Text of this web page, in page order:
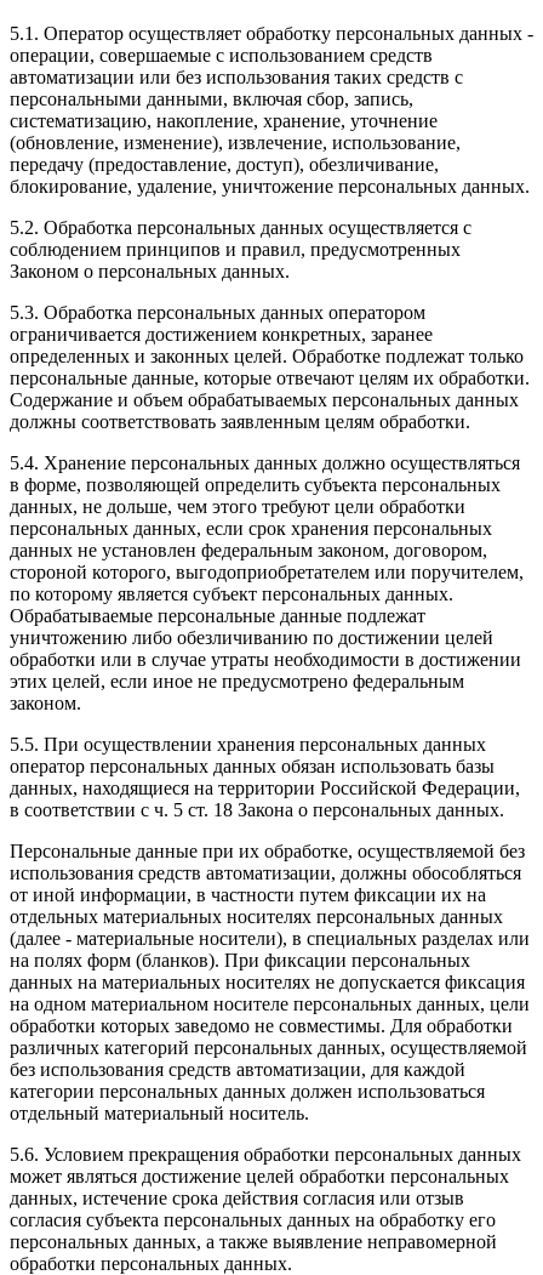
5.1. Оператор осуществляет обработку персональных данных -
операции, совершаемые с использованием средств
автоматизации или без использования таких средств с
персональными данными, включая сбор, запись,
систематизацию, накопление, хранение, уточнение
(обновление, изменение), извлечение, использование,
передачу (предоставление, доступ), обезличивание,
блокирование, удаление, уничтожение персональных данных.
5.2. Обработка персональных данных осуществляется с
соблюдением принципов и правил, предусмотренных
Законом о персональных данных.
5.3. Обработка персональных данных оператором
ограничивается достижением конкретных, заранее
определенных и законных целей. Обработке подлежат только
персональные данные, которые отвечают целям их обработки.
Содержание и объем обрабатываемых персональных данных
должны соответствовать заявленным целям обработки.
5.4. Хранение персональных данных должно осуществляться
в форме, позволяющей определить субъекта персональных
данных, не дольше, чем этого требуют цели обработки
персональных данных, если срок хранения персональных
данных не установлен федеральным законом, договором,
стороной которого, выгодоприобретателем или поручителем,
по которому является субъект персональных данных.
Обрабатываемые персональные данные подлежат
уничтожению либо обезличиванию по достижении целей
обработки или в случае утраты необходимости в достижении
этих целей, если иное не предусмотрено федеральным
законом.
5.5. При осуществлении хранения персональных данных
оператор персональных данных обязан использовать базы
данных, находящиеся на территории Российской Федерации,
в соответствии с ч. 5 ст. 18 Закона о персональных данных.
Персональные данные при их обработке, осуществляемой без
использования средств автоматизации, должны обособляться
от иной информации, в частности путем фиксации их на
отдельных материальных носителях персональных данных
(далее - материальные носители), в специальных разделах или
на полях форм (бланков). При фиксации персональных
данных на материальных носителях не допускается фиксация
на одном материальном носителе персональных данных, цели
обработки которых заведомо не совместимы. Для обработки
различных категорий персональных данных, осуществляемой
без использования средств автоматизации, для каждой
категории персональных данных должен использоваться
отдельный материальный носитель.
5.6. Условием прекращения обработки персональных данных
может являться достижение целей обработки персональных
данных, истечение срока действия согласия или отзыв
согласия субъекта персональных данных на обработку его
персональных данных, а также выявление неправомерной
обработки персональных данных.